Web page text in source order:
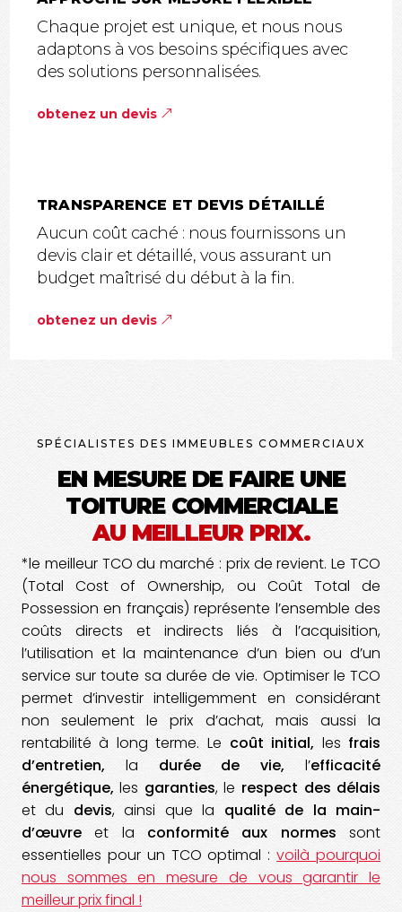
Chaque projet est unique, et nous nous
adaptons à vos besoins spécifiques avec
des solutions personnalisées.
obtenez un devis
TRANSPARENCE ET DEVIS DÉTAILLÉ
Aucun coût caché : nous fournissons un
devis clair et détaillé, vous assurant un
budget maîtrisé du début à la fin.
obtenez un devis
SPÉCIALISTES DES IMMEUBLES COMMERCIAUX
EN MESURE DE FAIRE UNE
TOITURE COMMERCIALE
AU MEILLEUR PRIX.
*le meilleur TCO du marché : prix de revient.Le TCO
(Total Cost of Ownership, ou Coût Total de
Possession en français) représente l’ensemble des
coûts directs et indirects liés à l’acquisition,
l’utilisation et la maintenance d’un bien ou d’un
service sur toute sa durée de vie. Optimiser le TCO
permet d’investir intelligemment en considérant
non seulement le prix d’achat, mais aussi la
rentabilité à long terme. Le coût initial, les frais
d’entretien, la durée de vie, l’efficacité
énergétique, les garanties, le respect des délais
et du devis, ainsi que la qualité de la main-
d’œuvreet la conformité aux normes sont
essentielles pour un TCO optimal :voilà pourquoi
nous sommes en mesure de vous garantir le
meilleur prix final !